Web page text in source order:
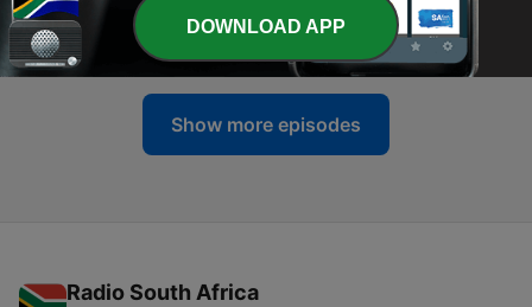
130 - Défilé militaire du 14 juillet à Marseille - Star mag
09 Jul 2026
Show more episodes
Radio South Africa
DOWNLOAD APP